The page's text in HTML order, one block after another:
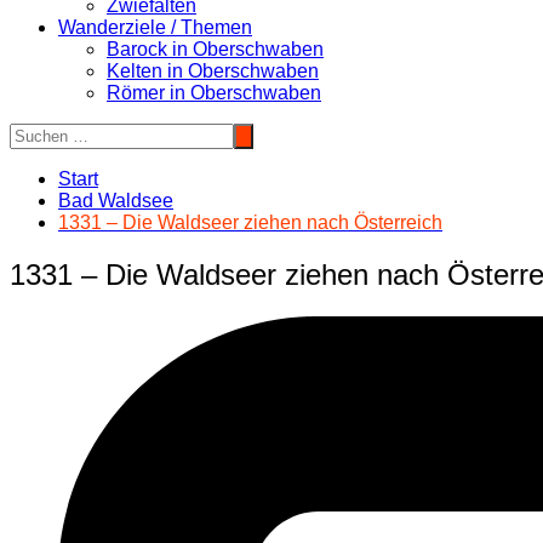
Zwiefalten
Wanderziele / Themen
Barock in Oberschwaben
Kelten in Oberschwaben
Römer in Oberschwaben
Start
Bad Waldsee
1331 – Die Waldseer ziehen nach Österreich
1331 – Die Waldseer ziehen nach